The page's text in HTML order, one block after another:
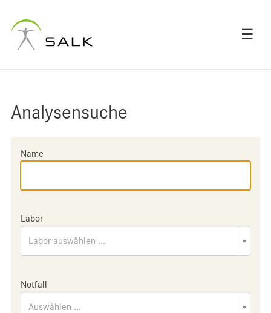
☰
Analysensuche
Name
Labor
Labor auswählen ...
Notfall
Auswählen ...